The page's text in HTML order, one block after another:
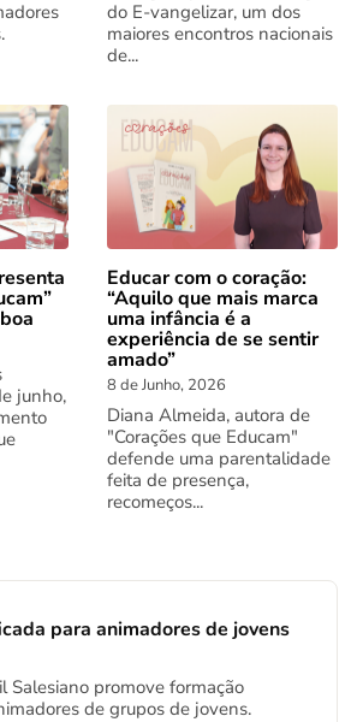
do E-vangelizar, um dos
maiores encontros nacionais
de...
junho,
Educar com o coração:
“Aquilo que mais marca
uma infância é a
experiência de se sentir
amado”
8 de Junho, 2026
Diana Almeida, autora de
"Corações que Educam"
defende uma parentalidade
feita de presença,
recomeços...
para animadores de jovens
Salesiano promove formação
de grupos de jovens.